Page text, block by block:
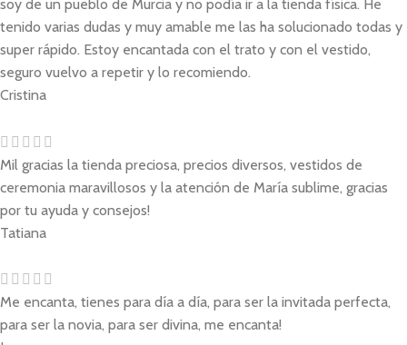
soy de un pueblo de Murcia y no podía ir a la tienda física. He
tenido varias dudas y muy amable me las ha solucionado todas y
super rápido. Estoy encantada con el trato y con el vestido,
seguro vuelvo a repetir y lo recomiendo.
Cristina
Mil gracias la tienda preciosa, precios diversos, vestidos de
ceremonia maravillosos y la atención de María sublime, gracias
por tu ayuda y consejos!
Tatiana
Me encanta, tienes para día a día, para ser la invitada perfecta,
para ser la novia, para ser divina, me encanta!